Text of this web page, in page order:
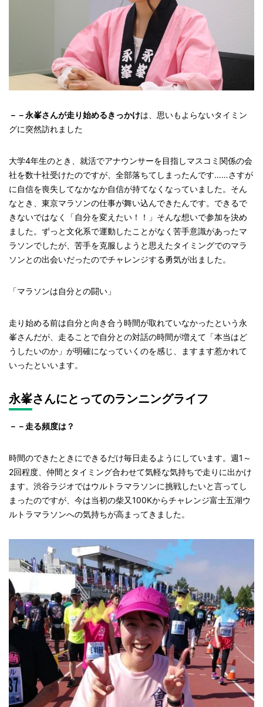
－ －永峯さんが走り始めるきっかけは、思いもよらないタイミン
グに突然訪れました
大学4年生のとき、就活でアナウンサーを目指しマスコミ関係の会
社を数十社受けたのですが、全部落ちてしまったんです……さすが
に自信を喪失してなかなか自信が持てなくなっていました。そん
なとき、東京マラソンの仕事が舞い込んできたんです。できるで
きないではなく「自分を変えたい！！」そんな想いで参加を決め
ました。ずっと文化系で運動したことがなく苦手意識があったマ
ラソンでしたが、苦手を克服しようと思えたタイミングでのマラ
ソンとの出会いだったのでチャレンジする勇気が出ました。
「マラソンは自分との闘い」
走り始める前は自分と向き合う時間が取れていなかったという永
峯さんだが、走ることで自分との対話の時間が増えて「本当はど
うしたいのか」が明確になっていくのを感じ、ますます惹かれて
いったといいます。
永峯さんにとってのランニングライフ
－ － 走る頻度は？
時間のできたときにできるだけ毎日走るようにしています。週1～
2回程度、仲間とタイミング合わせて気軽な気持ちで走りに出かけ
ます。渋谷ラジオではウルトラマラソンに挑戦したいと言ってし
まったのですが、今は当初の柴又100Kからチャレンジ富士五湖ウ
ルトラマラソンへの気持ちが高まってきました。